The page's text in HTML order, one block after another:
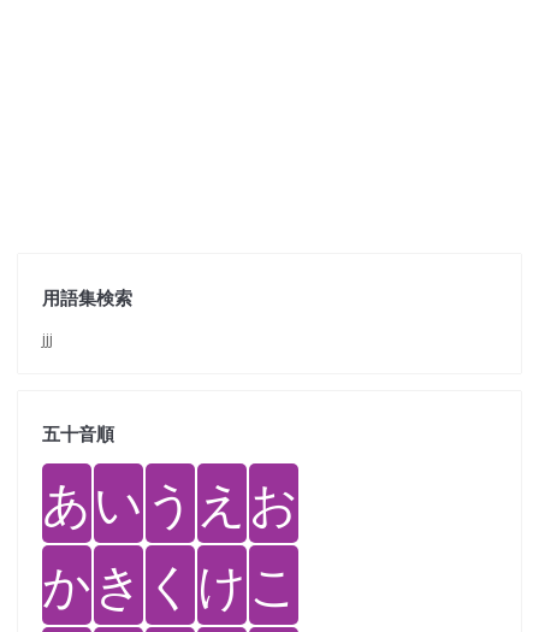
用語集検索
jjj
五十音順
あい う え お
かき く けこ